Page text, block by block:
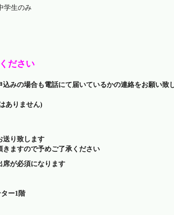
学生のみ
ださい
みの場合も電話にて届いているかの連絡をお願い致
ありません)
送り致します
ますので予めご了承ください
席が必須になります
ー1階